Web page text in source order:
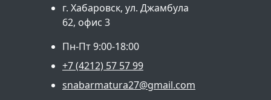
г. Хабаровск, ул. Джамбула
62, офис 3
Пн-Пт 9:00-18:00
+7 (4212) 57 57 99
snabarmatura27@gmail.com